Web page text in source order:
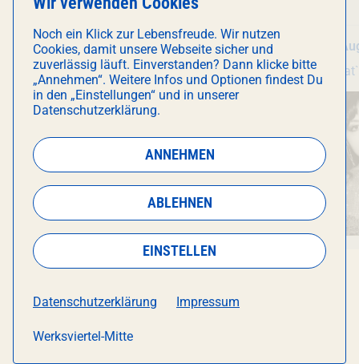
Genusstour
Do 6. August, 16:00 Uhr
Werksviertel-Mitte
Do 6.
Wombat`s City Hostel
Werksviertel
Noch ein Klick zur Lebensfreude. Wir nutzen
Cookies, damit unsere Webseite sicher und
zuverlässig läuft. Einverstanden? Dann klicke bitte
„Annehmen“. Weitere Infos und Optionen findest Du
in den „Einstellungen“ und in unserer
Datenschutzerklärung.
ANNEHMEN
ABLEHNEN
EINSTELLEN
Datenschutzerklärung Impressum
Werksviertel-Mitte